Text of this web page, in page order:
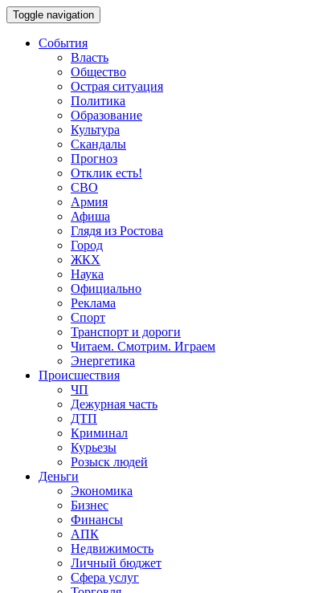
Toggle navigation
События
Власть
Общество
Острая ситуация
Политика
Образование
Культура
Скандалы
Прогноз
Отклик есть!
СВО
Армия
Афиша
Глядя из Ростова
Город
ЖКХ
Наука
Официально
Реклама
Спорт
Транспорт и дороги
Читаем. Смотрим. Играем
Энергетика
Происшествия
ЧП
Дежурная часть
ДТП
Криминал
Курьезы
Розыск людей
Деньги
Экономика
Бизнес
Финансы
АПК
Недвижимость
Личный бюджет
Сфера услуг